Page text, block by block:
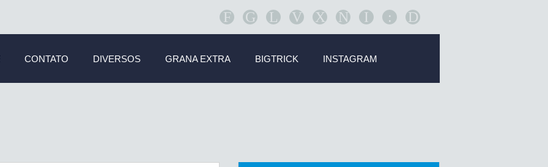
F G L V X N I : D
CONTATO DIVERSOS GRANA EXTRA BIGTRICK INSTAGRAM